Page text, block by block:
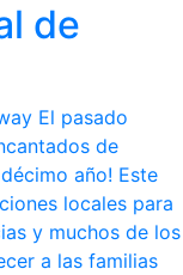
de
El pasado
de
año! Este
locales para
y muchos de los
a las familias